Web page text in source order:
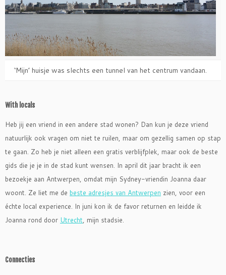
‘Mijn’ huisje was slechts een tunnel van het centrum vandaan.
With locals
Heb jij een vriend in een andere stad wonen? Dan kun je deze vriend
natuurlijk ook vragen om niet te ruilen, maar om gezellig samen op stap
te gaan. Zo heb je niet alleen een gratis verblijfplek, maar ook de beste
gids die je je in de stad kunt wensen. In april dit jaar bracht ik een
bezoekje aan Antwerpen, omdat mijn Sydney-vriendin Joanna daar
woont. Ze liet me de beste adresjes van Antwerpen zien, voor een
échte local experience. In juni kon ik de favor returnen en leidde ik
Joanna rond door Utrecht, mijn stadsie.
Connecties